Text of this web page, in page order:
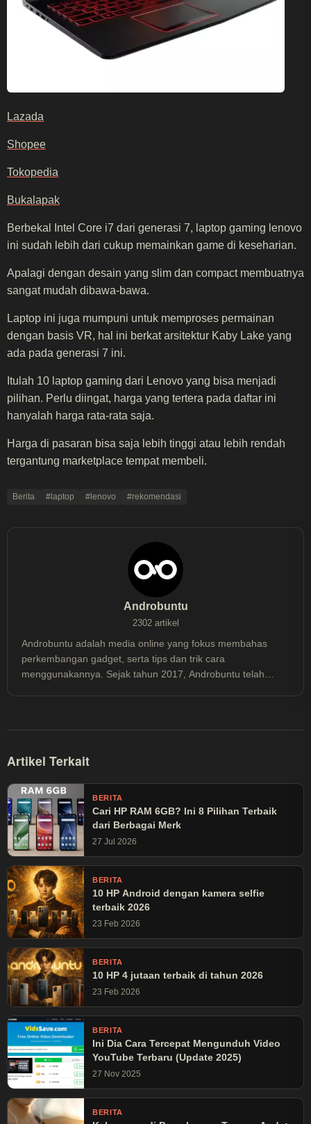
Lazada
Shopee
Tokopedia
Bukalapak
Berbekal Intel Core i7 dari generasi 7, laptop gaming lenovo
ini sudah lebih dari cukup memainkan game di keseharian.
Apalagi dengan desain yang slim dan compact membuatnya
sangat mudah dibawa-bawa.
Laptop ini juga mumpuni untuk memproses permainan
dengan basis VR, hal ini berkat arsitektur Kaby Lake yang
ada pada generasi 7 ini.
Itulah 10 laptop gaming dari Lenovo yang bisa menjadi
pilihan. Perlu diingat, harga yang tertera pada daftar ini
hanyalah harga rata-rata saja.
Harga di pasaran bisa saja lebih tinggi atau lebih rendah
tergantung marketplace tempat membeli.
Berita #laptop #lenovo #rekomendasi
Androbuntu
2302 artikel
Androbuntu adalah media online yang fokus membahas
perkembangan gadget, serta tips dan trik cara
menggunakannya. Sejak tahun 2017, Androbuntu telah
Artikel Terkait
BERITA
Cari HP RAM 6GB? Ini 8 Pilihan Terbaik
dari Berbagai Merk
27 Jul 2026
BERITA
10 HP Android dengan kamera selfie
terbaik 2026
23 Feb 2026
BERITA
10 HP 4 jutaan terbaik di tahun 2026
23 Feb 2026
BERITA
Ini Dia Cara Tercepat Mengunduh Video
YouTube Terbaru (Update 2025)
27 Nov 2025
BERITA